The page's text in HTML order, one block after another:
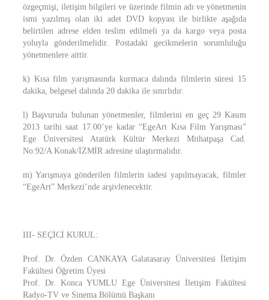
özgeçmişi, iletişim bilgileri ve üzerinde filmin adı ve yönetmenin
ismi yazılmış olan iki adet DVD kopyası ile birlikte aşağıda
belirtilen adrese elden teslim edilmeli ya da kargo veya posta
yoluyla gönderilmelidir. Postadaki gecikmelerin sorumluluğu
yönetmenlere aittir.
k) Kısa film yarışmasında kurmaca dalında filmlerin süresi 15
dakika, belgesel dalında 20 dakika ile sınırlıdır.
l) Başvuruda bulunan yönetmenler, filmlerini en geç 29 Kasım
2013 tarihi saat 17.00’ye kadar “EgeArt Kısa Film Yarışması”
Ege Üniversitesi Atatürk Kültür Merkezi Mithatpaşa Cad.
No:92/A Konak/İZMİR adresine ulaştırmalıdır.
m) Yarışmaya gönderilen filmlerin iadesi yapılmayacak, filmler
“EgeArt” Merkezi’nde arşivlenecektir.
III- SEÇİCİ KURUL:
Prof. Dr. Özden CANKAYA Galatasaray Üniversitesi İletişim
Fakültesi Öğretim Üyesi
Prof. Dr. Konca YUMLU Ege Üniversitesi İletişim Fakültesi
Radyo-TV ve Sinema Bölümü Başkanı